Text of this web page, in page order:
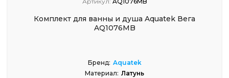
Комплект для ванны и душа Aquatek Вега
AQ1076MB
Бренд: Aquatek
Материал: Латунь